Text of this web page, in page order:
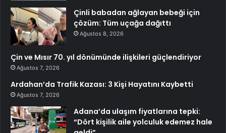
Çinli babadan ağlayan bebeği için
çözüm: Tüm uçağa dağıttı
Ağustos 8, 2026
Çin ve Mısır 70. yıl dönümünde ilişkileri güçlendiriyor
Ağustos 7, 2026
Ardahan’da Trafik Kazası: 3 Kişi Hayatını Kaybetti
Ağustos 7, 2026
Adana’da ulaşım fiyatlarına tepki:
“Dört kişilik aile yolculuk edemez hale